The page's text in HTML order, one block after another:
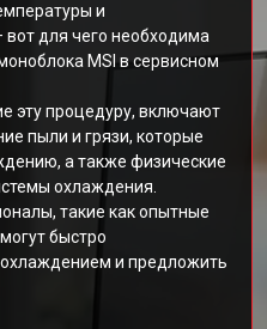
и
для чего необходима
MSI в сервисном
эту процедуру, включают
пыли и грязи, которые
а также физические
охлаждения.
такие как опытные
быстро
и предложить